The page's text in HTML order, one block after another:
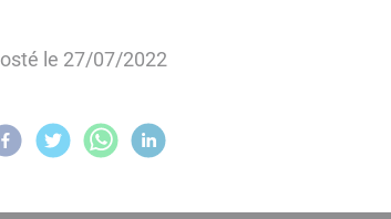
le 27/07/2022